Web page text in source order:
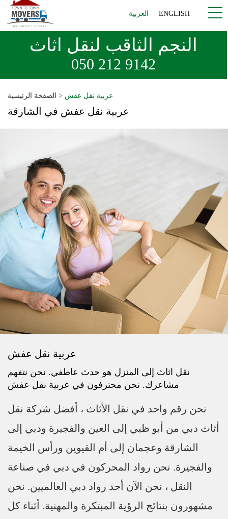
العربية ENGLISH
النجم الثاقب لنقل اثاث
050 212 9142
الصفحة الرئيسية > عربية نقل عفش
عربية نقل عفش في الشارقة
عربية نقل عفش
نقل اثاث إلى المنزل هو حدث عاطفي. نحن نتفهم
مشاعرك. نحن محترفون في عربية نقل عفش
نحن رقم واحد في نقل الأثاث ، أفضل شركة نقل
أثاث دبي من أبو ظبي إلى العين والفجيرة ودبي إلى
الشارقة وعجمان إلى أم القيوين ورأس الخيمة
والفجيرة. نحن رواد المحركون في دبي في صناعة
النقل ، نحن الآن أحد رواد دبي العالميين. نحن
مشهورون بنتائج الرؤية المبتكرة والمهنية. أثناء كل